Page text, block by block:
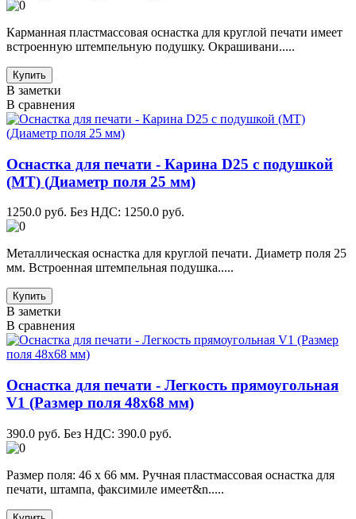
Карманная пластмассовая оснастка для круглой печати имеет
встроенную штемпельную подушку. Окрашивани.....
Купить
В заметки
В сравнения
Оснастка для печати - Карина D25 с подушкой
(МТ) (Диаметр поля 25 мм)
1250.0 руб. Без НДС: 1250.0 руб.
Металлическая оснастка для круглой печати. Диаметр поля 25
мм. Встроенная штемпельная подушка.....
Купить
В заметки
В сравнения
Оснастка для печати - Легкость прямоугольная
V1 (Размер поля 48х68 мм)
390.0 руб. Без НДС: 390.0 руб.
Размер поля: 46 х 66 мм. Ручная пластмассовая оснастка для
печати, штампа, факсимиле имеет&n.....